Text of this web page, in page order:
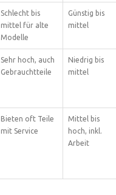
Schlecht bis
mittel für alte
Modelle
Günstig bis
mittel
Sehr hoch, auch
Gebrauchtteile
Niedrig bis
mittel
Bieten oft Teile
mit Service
Mittel bis
hoch, inkl.
Arbeit